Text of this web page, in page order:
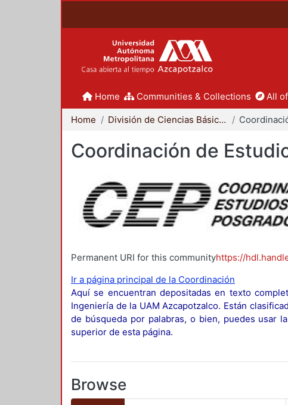
Home Communities & Collections All
Home División de Ciencias Básicas e Ingeniería
Coordinación de
Permanent URI for this communityhttps://
Ir a página principal de la Coordinación
Aquí se encuentran depositadas en texto
Ingeniería de la UAM Azcapotzalco. Están
de búsqueda por palabras, o bien, puedes usar
superior de esta página.
Browse